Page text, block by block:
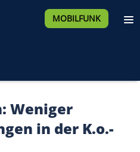
MOBILFUNK
Weniger
in der K.o.-